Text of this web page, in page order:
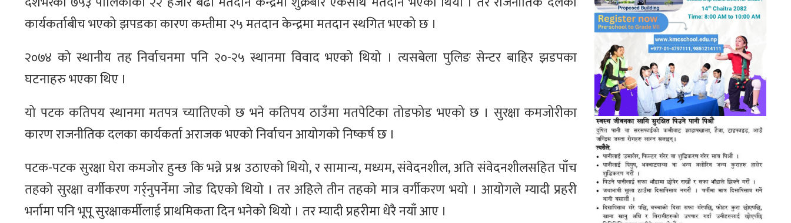
कार्यकर्ताबीच भएको झपडका कारण कम्तीमा २५ मतदान केन्द्रमा मतदान स्थगित भएको छ ।
२०७४ को स्थानीय तह निर्वाचनमा पनि २०-२५ स्थानमा विवाद भएको थियो । त्यसबेला पुलिङ सेन्टर बाहिर झडपका
घटनाहरु भएका थिए ।
यो पटक कतिपय स्थानमा मतपत्र च्यातिएको छ भने कतिपय ठाउँमा मतपेटिका तोडफोड भएको छ । सुरक्षा कमजोरीका
कारण राजनीतिक दलका कार्यकर्ता अराजक भएको निर्वाचन आयोगको निष्कर्ष छ ।
पटक-पटक सुरक्षा घेरा कमजोर हुन्छ कि भन्ने प्रश्न उठाएको थियो, र सामान्य, मध्यम, संवेदनशील, अति संवेदनशीलसहित पाँच
तहको सुरक्षा वर्गीकरण गर्र्नुपर्नेमा जोड दिएको थियो । तर अहिले तीन तहको मात्र वर्गीकरण भयो । आयोगले म्यादी प्रहरी
भर्नामा पनि भूपू सुरक्षाकर्मीलाई प्राथमिकता दिन भनेको थियो । तर म्यादी प्रहरीमा धेरै नयाँ आए ।